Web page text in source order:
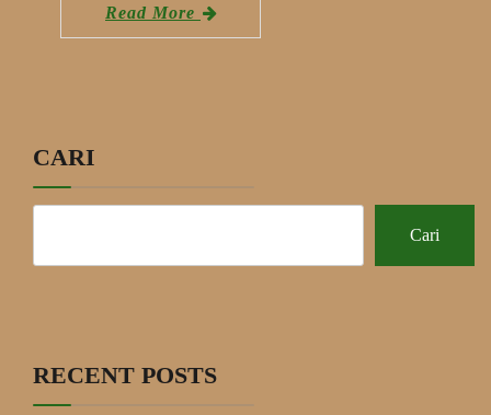
Read More
CARI
Cari
RECENT POSTS